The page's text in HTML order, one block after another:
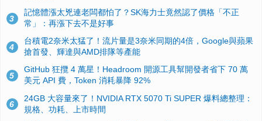
3
記憶體漲太兇連老闆都怕了？SK海力士竟然認了價格「不正
常」：再漲下去不是好事
4
台積電2奈米太猛了！流片量是3奈米同期的4倍，Google與蘋果
搶首發、輝達與AMD排隊等產能
5
GitHub 狂攬 4 萬星！Headroom 開源工具幫開發者省下 70 萬
美元 API 費，Token 消耗暴降 92%
6
24GB 大容量來了！NVIDIA RTX 5070 Ti SUPER 爆料總整理：
規格、功耗、上市時間